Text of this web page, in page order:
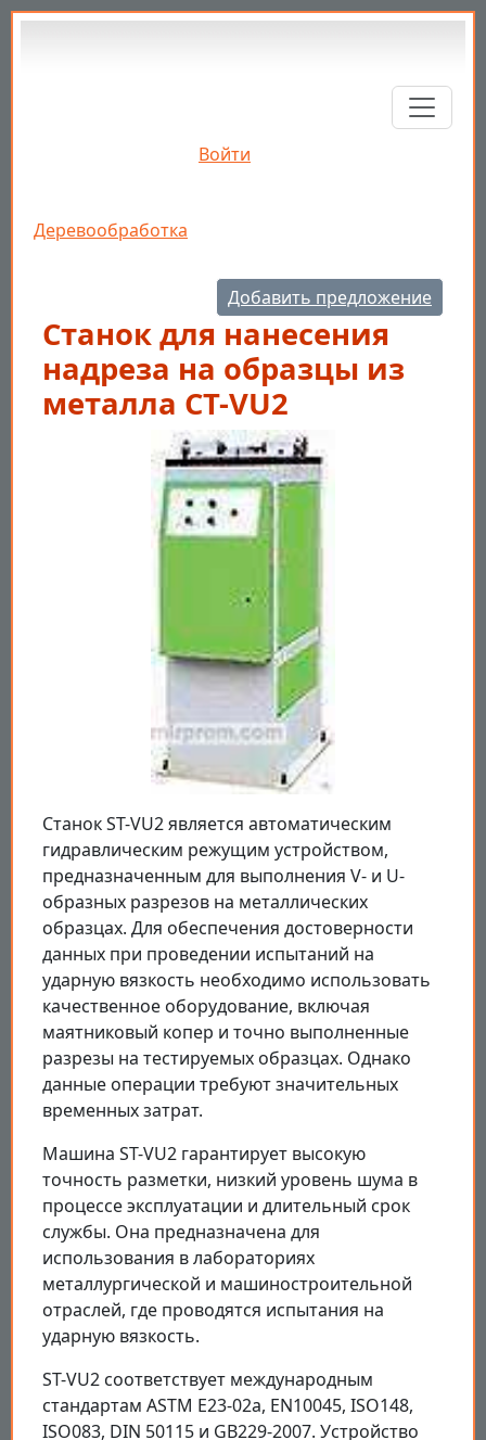
Перейти к основному содержанию
Войти
Строка навигации
Деревообработка
Добавить предложение
Станок для нанесения
надреза на образцы из
металла СТ-VU2
Станок ST-VU2 является автоматическим
гидравлическим режущим устройством,
предназначенным для выполнения V- и U-
образных разрезов на металлических
образцах. Для обеспечения достоверности
данных при проведении испытаний на
ударную вязкость необходимо использовать
качественное оборудование, включая
маятниковый копер и точно выполненные
разрезы на тестируемых образцах. Однако
данные операции требуют значительных
временных затрат.
Машина ST-VU2 гарантирует высокую
точность разметки, низкий уровень шума в
процессе эксплуатации и длительный срок
службы. Она предназначена для
использования в лабораториях
металлургической и машиностроительной
отраслей, где проводятся испытания на
ударную вязкость.
ST-VU2 соответствует международным
стандартам ASTM E23-02a, EN10045, ISO148,
ISO083, DIN 50115 и GB229-2007. Устройство